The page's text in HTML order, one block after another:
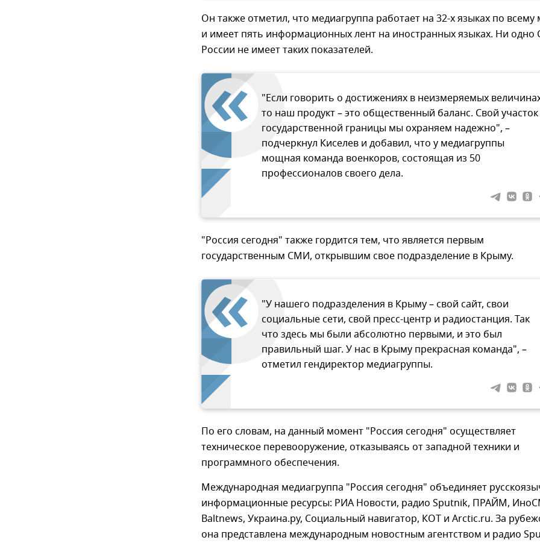
Он также отметил, что медиагруппа работает на 32-х языках по всему
и имеет пять информационных лент на иностранных языках. Ни
России не имеет таких показателей.
"Если говорить о достижениях в неизмеряемых
то наш продукт – это общественный баланс. Свой участок
государственной границы мы охраняем надежно", –
подчеркнул Киселев и добавил, что у медиагруппы
мощная команда военкоров, состоящая из 50
профессионалов своего дела.
"Россия сегодня" также гордится тем, что является первым
государственным СМИ, открывшим свое подразделение в Крыму.
"У нашего подразделения в Крыму – свой сайт, свои
социальные сети, свой пресс-центр и радиостанция. Так
что здесь мы были абсолютно первыми, и это был
правильный шаг. У нас в Крыму прекрасная команда", –
отметил гендиректор медиагруппы.
По его словам, на данный момент "Россия сегодня" осуществляет
техническое перевооружение, отказываясь от западной техники и
программного обеспечения.
Международная медиагруппа "Россия сегодня" объединяет
информационные ресурсы: РИА Новости, радио Sputnik, ПРАЙМ,
Baltnews, Украина.ру, Социальный навигатор, КОТ и Arctic.ru. За
она представлена международным новостным агентством и радио